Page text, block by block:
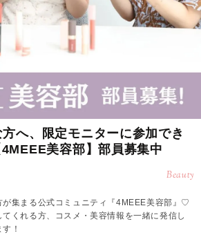
へ、限定モニターに参加でき
美容部】部員募集中
Beauty
が集まる公式コミュニティ『4MEEE美容部』♡
くれる方、コスメ・美容情報を一緒に発信し
！